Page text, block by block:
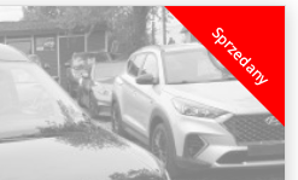
Sprzedany